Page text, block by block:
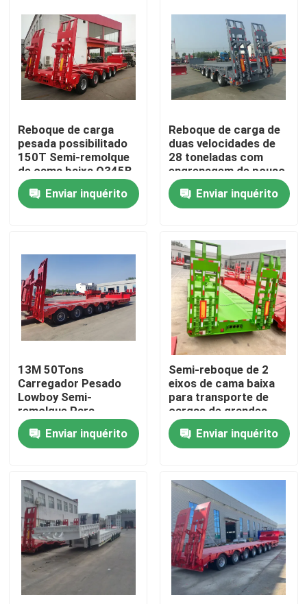
Casa
Vídeos
Sobre nós
Excursão da fábrica
Controle da qualidade
Peça umas citações
Caminhões basculantes usados
Tipper Trucks usada
Reboque de carga
pesada possibilitado
150T Semi-remolque
de cama baixa Q345B
com T700 viga
principal de aço
Enviar inquérito
Reboque de carga de
duas velocidades de
28 toneladas com
engrenagem de pouso
12500*3000*1750mm
Enviar inquérito
13M 50Tons
Carregador Pesado
Lowboy Semi-
remolque Para
Transportar
Excavadora Pescoço
de Galinha 3 eixos
Enviar inquérito
Semi-reboque de 2
eixos de cama baixa
para transporte de
cargas de grandes
dimensões e pesadas
Enviar inquérito